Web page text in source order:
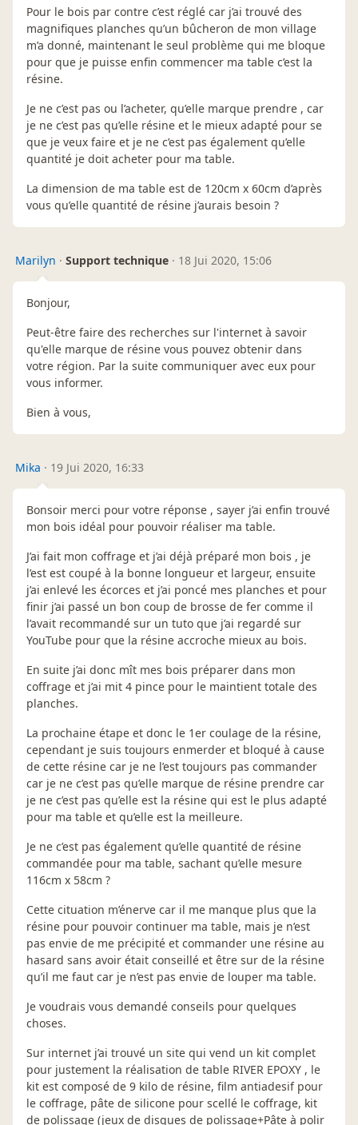
Pour le bois par contre c’est réglé car j’ai trouvé des
magnifiques planches qu’un bûcheron de mon village
m’a donné, maintenant le seul problème qui me bloque
pour que je puisse enfin commencer ma table c’est la
résine.
Je ne c’est pas ou l’acheter, qu’elle marque prendre , car
je ne c’est pas qu’elle résine et le mieux adapté pour se
que je veux faire et je ne c’est pas également qu’elle
quantité je doit acheter pour ma table.
La dimension de ma table est de 120cm x 60cm d’après
vous qu’elle quantité de résine j’aurais besoin ?
Marilyn · Support technique · 18 Jui 2020, 15:06
Bonjour,
Peut-être faire des recherches sur l'internet à savoir
qu'elle marque de résine vous pouvez obtenir dans
votre région. Par la suite communiquer avec eux pour
vous informer.
Bien à vous,
Mika · 19 Jui 2020, 16:33
Bonsoir merci pour votre réponse , sayer j’ai enfin trouvé
mon bois idéal pour pouvoir réaliser ma table.
J’ai fait mon coffrage et j’ai déjà préparé mon bois , je
l’est est coupé à la bonne longueur et largeur, ensuite
j’ai enlevé les écorces et j’ai poncé mes planches et pour
finir j’ai passé un bon coup de brosse de fer comme il
l’avait recommandé sur un tuto que j’ai regardé sur
YouTube pour que la résine accroche mieux au bois.
En suite j’ai donc mît mes bois préparer dans mon
coffrage et j’ai mit 4 pince pour le maintient totale des
planches.
La prochaine étape et donc le 1er coulage de la résine,
cependant je suis toujours enmerder et bloqué à cause
de cette résine car je ne l’est toujours pas commander
car je ne c’est pas qu’elle marque de résine prendre car
je ne c’est pas qu’elle est la résine qui est le plus adapté
pour ma table et qu’elle est la meilleure.
Je ne c’est pas également qu’elle quantité de résine
commandée pour ma table, sachant qu’elle mesure
116cm x 58cm ?
Cette cituation m’énerve car il me manque plus que la
résine pour pouvoir continuer ma table, mais je n’est
pas envie de me précipité et commander une résine au
hasard sans avoir était conseillé et être sur de la résine
qu’il me faut car je n’est pas envie de louper ma table.
Je voudrais vous demandé conseils pour quelques
choses.
Sur internet j’ai trouvé un site qui vend un kit complet
pour justement la réalisation de table RIVER EPOXY , le
kit est composé de 9 kilo de résine, film antiadesif pour
le coffrage, pâte de silicone pour scellé le coffrage, kit
de polissage (jeux de disques de polissage+Pâte à polir